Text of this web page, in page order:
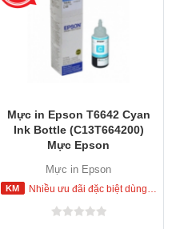
Mực in Epson T6642 Cyan
Ink Bottle (C13T664200)
Mực Epson
Mực in Epson
Nhiều ưu đãi đặc biệt dùng cho khách hàng đặt mua ngay trong hôm nay